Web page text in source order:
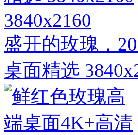
3840x2160
盛开的玫瑰，
桌面精选